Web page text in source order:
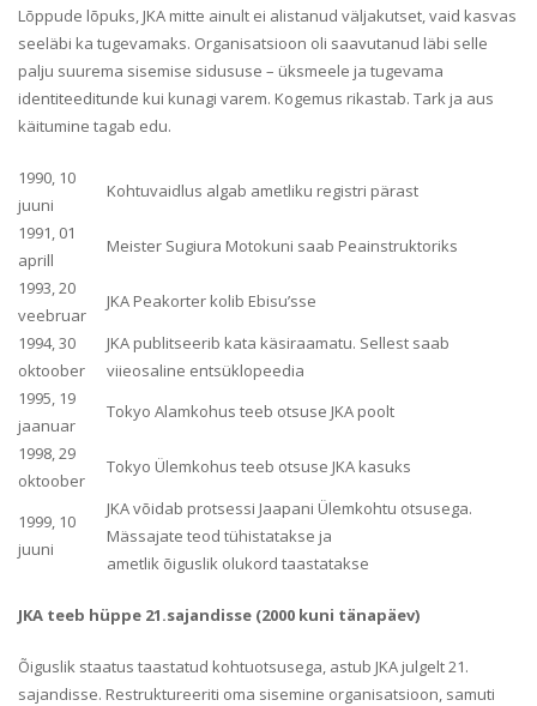
Lõppude lõpuks, JKA mitte ainult ei alistanud väljakutset, vaid kasvas
seeläbi ka tugevamaks. Organisatsioon oli saavutanud läbi selle
palju suurema sisemise sidususe – üksmeele ja tugevama
identiteeditunde kui kunagi varem. Kogemus rikastab. Tark ja aus
käitumine tagab edu.
1990, 10
juuni
Kohtuvaidlus algab ametliku registri pärast
1991, 01
aprill
Meister Sugiura Motokuni saab Peainstruktoriks
1993, 20
veebruar
JKA Peakorter kolib Ebisu’sse
1994, 30
oktoober
JKA publitseerib kata käsiraamatu. Sellest saab
viieosaline entsüklopeedia
1995, 19
jaanuar
Tokyo Alamkohus teeb otsuse JKA poolt
1998, 29
oktoober
Tokyo Ülemkohus teeb otsuse JKA kasuks
1999, 10
juuni
JKA võidab protsessi Jaapani Ülemkohtu otsusega.
Mässajate teod tühistatakse ja
ametlik õiguslik olukord taastatakse
JKA teeb hüppe 21.sajandisse (2000 kuni tänapäev)
Õiguslik staatus taastatud kohtuotsusega, astub JKA julgelt 21.
sajandisse. Restruktureeriti oma sisemine organisatsioon, samuti